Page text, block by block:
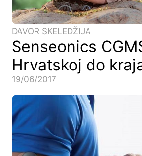
DAVOR SKELEDŽIJA
Senseonics
Hrvatskoj do
19/06/2017